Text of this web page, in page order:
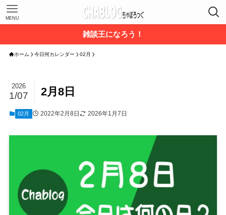
MENU
雑談王になろう！
ホーム 今日何カレンダー 02月
2月8日
2026
1/07
02月 2022年2月8日 2026年1月7日